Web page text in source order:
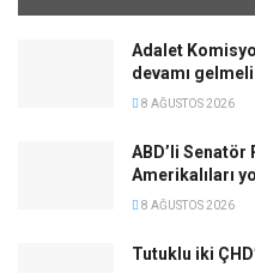
Adalet
devamı gelmeli
8 AĞUSTOS 2026
ABD’li Senatör
Amerikalıları
8 AĞUSTOS 2026
Tutuklu iki